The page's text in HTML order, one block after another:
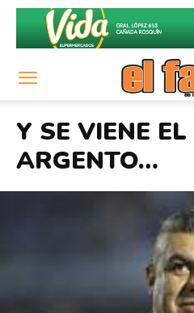
Y SE VIENE
ARGENTO…